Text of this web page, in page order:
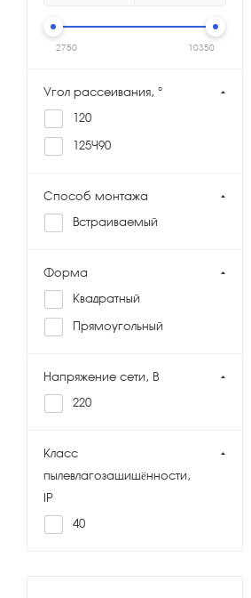
2750 10350
Угол рассеивания, °
120
125×90
Способ монтажа
Встраиваемый
Форма
Квадратный
Прямоугольный
Напряжение сети, В
220
Класс
пылевлагозащищённости,
IP
40